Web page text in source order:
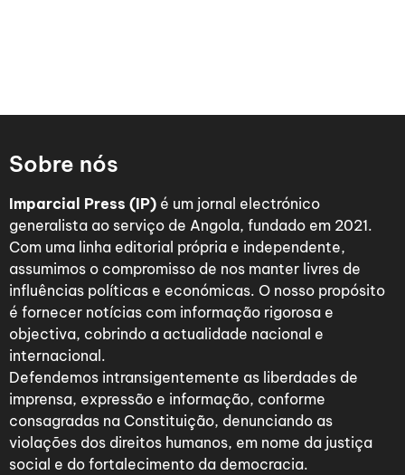
Sobre nós
Imparcial Press (IP) é um jornal electrónico
generalista ao serviço de Angola, fundado em 2021.
Com uma linha editorial própria e independente,
assumimos o compromisso de nos manter livres de
influências políticas e económicas. O nosso propósito
é fornecer notícias com informação rigorosa e
objectiva, cobrindo a actualidade nacional e
internacional.
Defendemos intransigentemente as liberdades de
imprensa, expressão e informação, conforme
consagradas na Constituição, denunciando as
violações dos direitos humanos, em nome da justiça
social e do fortalecimento da democracia.